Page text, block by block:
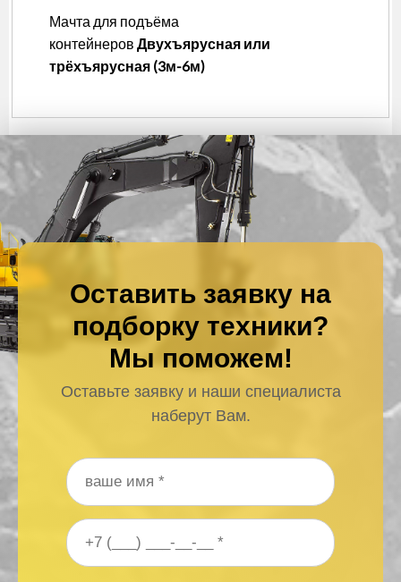
Мачта для подъёма
контейнеров Двухъярусная или
трёхъярусная (3м-6м)
Оставить заявку на
подборку техники?
Мы поможем!
Оставьте заявку и наши специалиста
наберут Вам.
Ваше имя*
Ваш номер телефона*